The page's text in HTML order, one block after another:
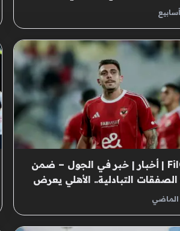
FilGoal | أخبار | خبر في الجول – ضمن
التبادلية.. الأهلي يعرض
جراديشار إلى المصري
الماضي